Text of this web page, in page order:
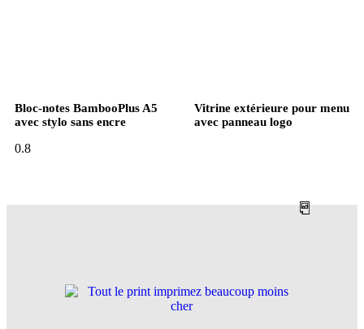
Bloc-notes BambooPlus A5
avec stylo sans encre
Vitrine extérieure pour menu
avec panneau logo